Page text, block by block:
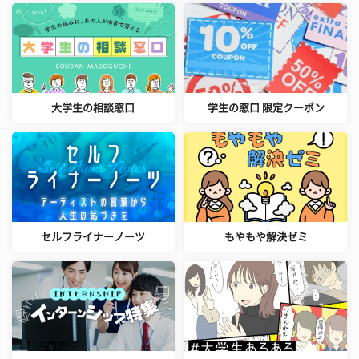
大学生の相談窓口 学生の窓口 限定クーポン
セルフライナーノーツ もやもや解決ゼミ